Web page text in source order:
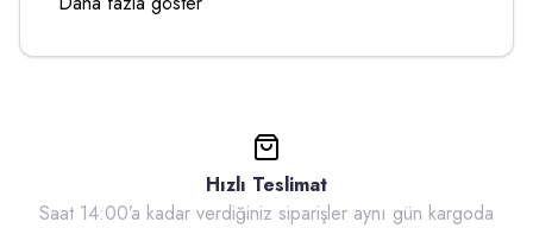
Hızlı Teslimat
Saat 14:00’a kadar verdiğiniz siparişler aynı gün kargoda